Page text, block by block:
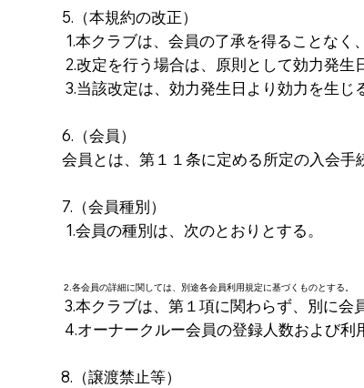
5.（本規約の改正）
1.本クラブは、会員の了承を得ることなく
2.改定を行う場合は、原則として効力発生
3.当該改定は、効力発生日より効力を生じ
6.（会員）
会員とは、第１１条に定める所定の入会手
7.（会員種別）
1.会員の種別は、次のとおりとする。
2.各会員の詳細に関しては、別途各会員利用規定に基づくものとする。
3.本クラブは、第１項に関わらず、別に会
4.オーナークルー会員の登録人数および利
8.（譲渡禁止等）